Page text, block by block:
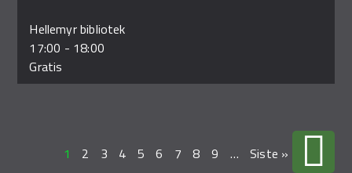
Hellemyr bibliotek
17:00 - 18:00
Gratis
1 2 3 4 5 6 7 8 9 … Siste »